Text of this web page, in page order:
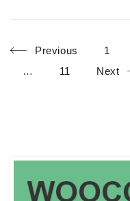
Posts
Previous
Page
1
…
Page
11 Next